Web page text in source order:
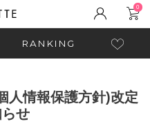
0
RANKING
人情報保護方針)改定
せ